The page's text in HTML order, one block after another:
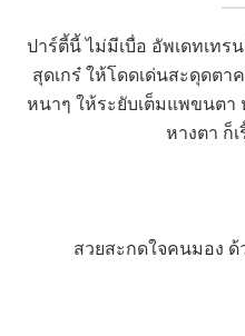
ปาร์ตี้นี้ ไม่มีเบื่อ อัพเดทเทร
สุดเกร๋ ให้โดดเด่นสะดุดตา
หนาๆ ให้ระยับเต็มแพขนตา
หางตา ก็
สวยสะกดใจคนมอง ด้